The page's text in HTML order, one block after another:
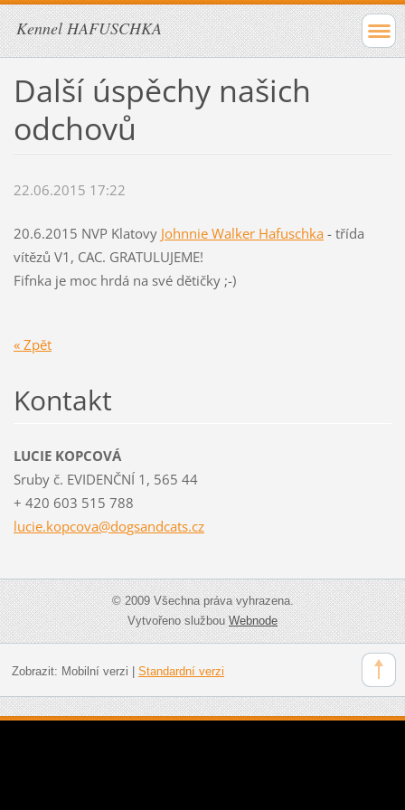
Kennel HAFUSCHKA
Další úspěchy našich
odchovů
22.06.2015 17:22
20.6.2015 NVP Klatovy Johnnie Walker Hafuschka- třída
vítězů V1, CAC. GRATULUJEME!
Fifnka je moc hrdá na své dětičky ;-)
« Zpět
Kontakt
LUCIE KOPCOVÁ
Sruby č. EVIDENČNÍ 1, 565 44
+ 420 603 515 788
lucie.kopcova@dogsandcats.cz
© 2009 Všechna práva vyhrazena.
Vytvořeno službouWebnode
Zobrazit: Mobilní verzi | Standardní verzi